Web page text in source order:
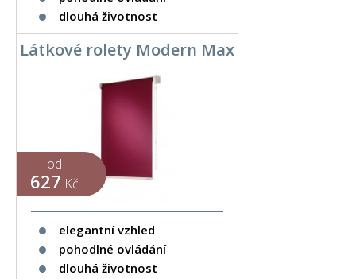
dlouhá životnost
Látkové rolety Modern Max
od
627 Kč
elegantní vzhled
pohodlné ovládání
dlouhá životnost